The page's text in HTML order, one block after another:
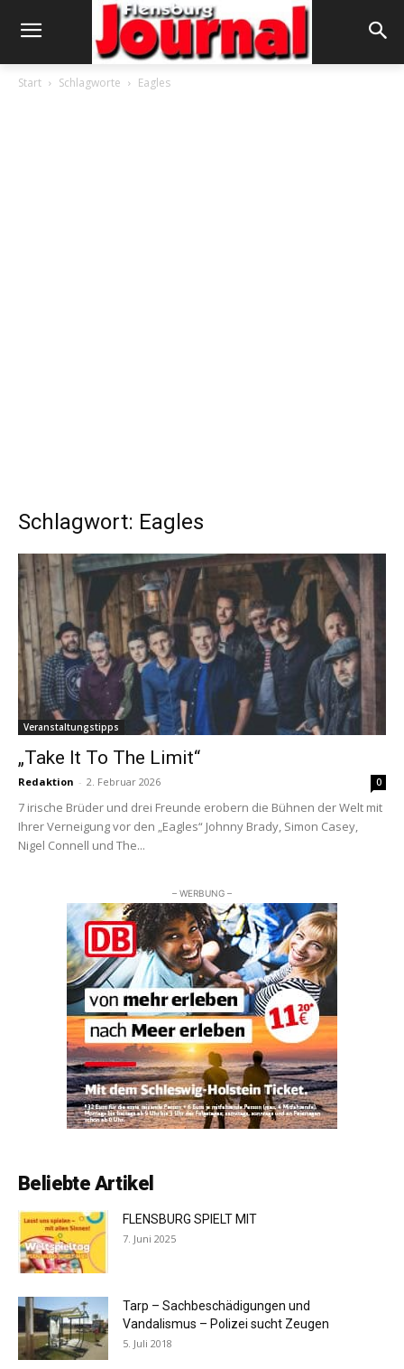
Start Schlagworte Eagles
Schlagwort: Eagles
Veranstaltungstipps
„Take It To The Limit“
Redaktion - 2. Februar 2026 0
7 irische Brüder und drei Freunde erobern die Bühnen der Welt mit
Ihrer Verneigung vor den „Eagles“ Johnny Brady, Simon Casey,
Nigel Connell und The...
– WERBUNG –
Beliebte Artikel
FLENSBURG SPIELT MIT
7. Juni 2025
Tarp – Sachbeschädigungen und
Vandalismus – Polizei sucht Zeugen
5. Juli 2018